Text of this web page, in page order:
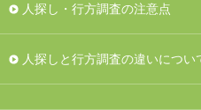
人探し・行方調査の注意点
人探しと行方調査の違いについ